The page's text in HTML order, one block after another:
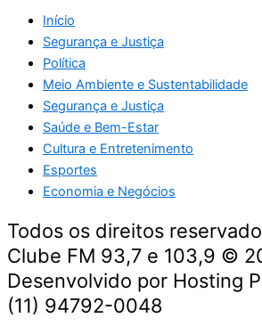
Início
Segurança e Justiça
Política
Meio Ambiente e Sustentabilidade
Segurança e Justiça
Saúde e Bem-Estar
Cultura e Entretenimento
Esportes
Economia e Negócios
Todos os direitos
Clube FM 93,7 e 103,9 ©
Desenvolvido por Hosting
(11) 94792-0048